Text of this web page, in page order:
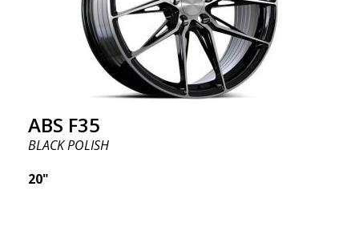
ABS F35
BLACK POLISH
20"